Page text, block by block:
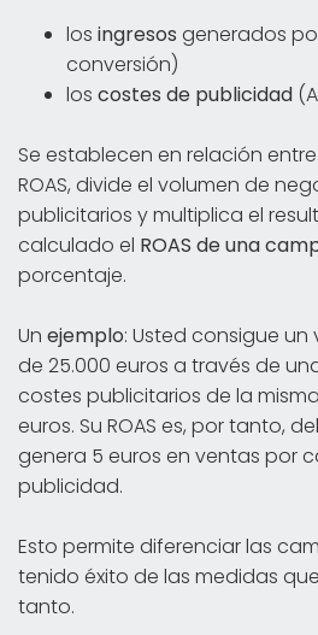
los ingresos generados
conversión)
los costes de publicidad
Se establecen en relación
ROAS, divide el volumen de
publicitarios y multiplica el
calculado el ROAS de una
porcentaje.
Un ejemplo: Usted consigue
de 25.000 euros a través de
costes publicitarios de la
euros. Su ROAS es, por tanto,
genera 5 euros en ventas por
publicidad.
Esto permite diferenciar las
tenido éxito de las medidas
tanto.